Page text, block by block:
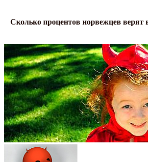
Сколько процентов норвежцев верят